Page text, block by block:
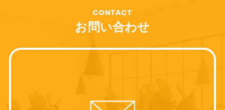
CONTACT
お問い合わせ